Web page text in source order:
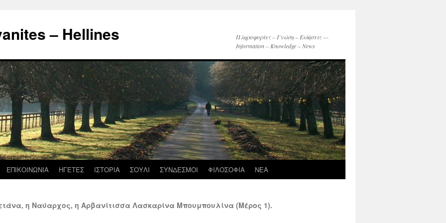
– Hellines
Πληροφορίες – Γνώση – Ειδήσεις —
Information – Knowledge – News
ΕΠΙΚΟΙΝΩΝΙΑ ΗΓΕΤΕΣ ΙΣΤΟΡΙΑ ΣΟΥΛΙ ΣΥΝΔΕΣΜΟΙ ΦΙΛΟΣΟΦΙΑ ΝΕΑ
η Ναύαρχος, η Αρβανίτισσα Λασκαρίνα Μπουμπουλίνα (Μέρος 1).